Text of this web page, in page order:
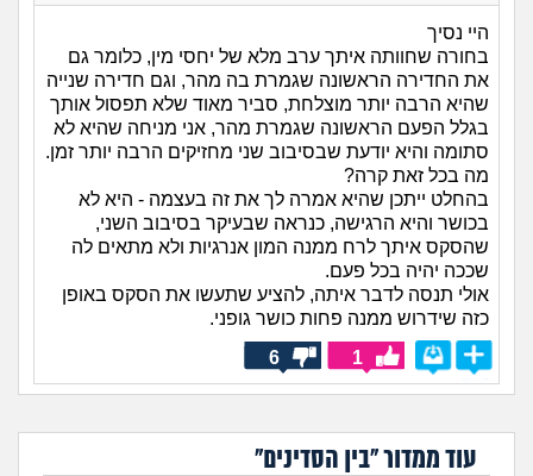
היי נסיך
בחורה שחוותה איתך ערב מלא של יחסי מין, כלומר גם
את החדירה הראשונה שגמרת בה מהר, וגם חדירה שנייה
שהיא הרבה יותר מוצלחת, סביר מאוד שלא תפסול אותך
בגלל הפעם הראשונה שגמרת מהר, אני מניחה שהיא לא
סתומה והיא יודעת שבסיבוב שני מחזיקים הרבה יותר זמן.
מה בכל זאת קרה?
בהחלט ייתכן שהיא אמרה לך את זה בעצמה - היא לא
בכושר והיא הרגישה, כנראה שבעיקר בסיבוב השני,
שהסקס איתך לרח ממנה המון אנרגיות ולא מתאים לה
שככה יהיה בכל פעם.
אולי תנסה לדבר איתה, להציע שתעשו את הסקס באופן
כזה שידרוש ממנה פחות כושר גופני.
1
6
עוד ממדור "בין הסדינים"